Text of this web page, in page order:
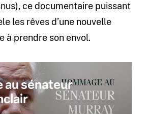
ce documentaire puissant
les rêves d’une nouvelle
à prendre son envol.